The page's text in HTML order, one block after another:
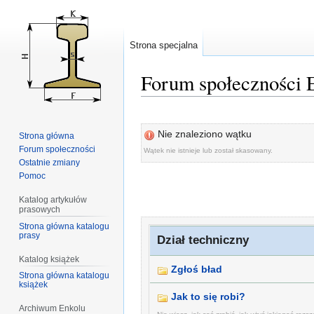
Forum społeczności
do
nawigacji
do
wyszukiwania
Nie znaleziono wątku
Wątek nie istnieje lub został skasowany.
Dział techniczny
Zgłoś bład
Jak to się robi?
Strona specjalna
Strona główna
Forum społeczności
Ostatnie zmiany
Pomoc
Katalog artykułów
prasowych
Strona główna katalogu
prasy
Katalog książek
Strona główna katalogu
książek
Archiwum Enkolu